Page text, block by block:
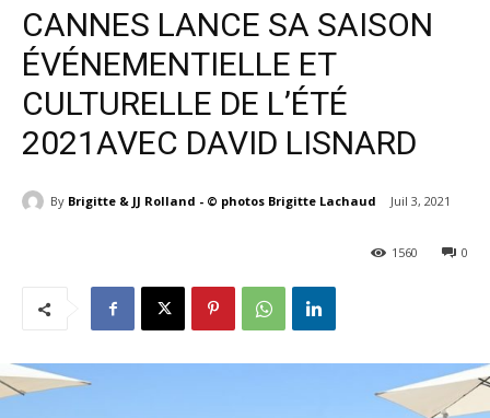
CANNES LANCE SA SAISON
ÉVÉNEMENTIELLE ET
CULTURELLE DE L’ÉTÉ
2021AVEC DAVID LISNARD
By Brigitte & JJ Rolland - © photos Brigitte Lachaud Juil 3, 2021
0
1560